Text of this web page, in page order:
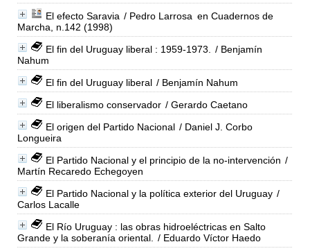
El efecto Saravia / Pedro Larrosa en Cuadernos de
Marcha, n.142 (1998)
El fin del Uruguay liberal : 1959-1973.
/ Benjamín
Nahum
El fin del Uruguay liberal / Benjamín Nahum
El liberalismo conservador / Gerardo Caetano
El origen del Partido Nacional / Daniel J. Corbo
Longueira
El Partido Nacional y el principio de la no-intervención /
Martín Recaredo Echegoyen
El Partido Nacional y la política exterior del Uruguay /
Carlos Lacalle
El Río Uruguay : las obras hidroeléctricas en Salto
Grande y la soberanía oriental.
/ Eduardo Víctor Haedo